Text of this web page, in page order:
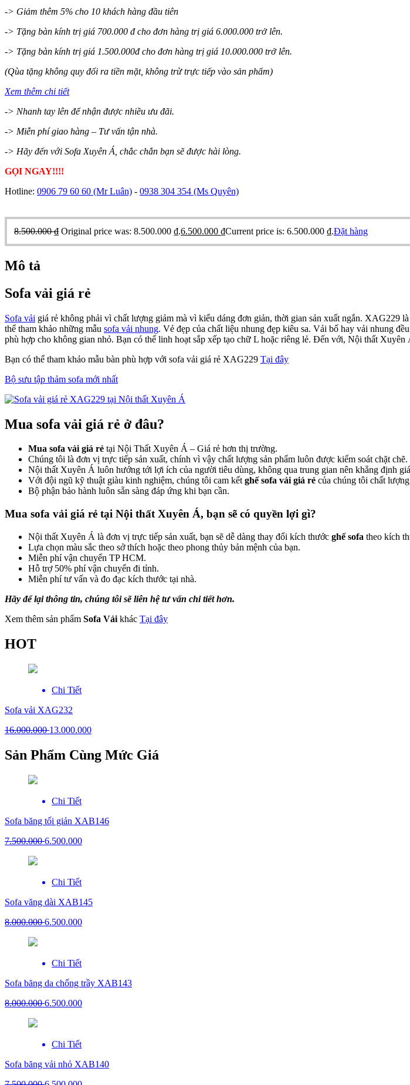
-> Giảm thêm 5% cho 10 khách hàng đầu tiên
-> Tặng bàn kính trị giá 700.000 đ cho đơn hàng trị giá 6.000.000 trở lên.
-> Tặng bàn kính trị giá 1.500.000đ cho đơn hàng trị giá 10.000.000 trở lên.
(Qùa tặng không quy đổi ra tiền mặt, không trừ trực tiếp vào sản phẩm)
Xem thêm chi tiết
-> Nhanh tay lên để nhận được nhiều ưu đãi.
-> Miễn phí giao hàng – Tư vấn tận nhà.
-> Hãy đến với Sofa Xuyên Á, chắc chắn bạn sẽ được hài lòng.
GỌI NGAY!!!!
Hotline: 0906 79 60 60 (Mr Luân) - 0938 304 354 (Ms Quyên)
8.500.000₫ Original price was: 8.500.000 ₫.6.500.000 ₫Current price is: 6.500.000 ₫.Đặt hàng
Mô tả
Sofa vải giá rẻ
Sofa vải giá rẻ không phải vì chất lượng giảm mà vì kiểu dáng đơn giản, thời gian sản xuất ngắn. XAG229
thể tham khảo những mẫu sofa vải nhung. Vẻ đẹp của chất liệu nhung đẹp kiêu sa. Vải bố hay vải nhung
phù hợp cho không gian nhỏ. Bạn có thể linh hoạt sắp xếp tạo chữ L hoặc riêng lẻ. Đến với, Nội thất Xuyên
Bạn có thể tham khảo mẫu bàn phù hợp với sofa vải giá rẻ XAG229 Tại đây
Bộ sưu tập thảm sofa mới nhất
Mua sofa vải giá rẻ ở đâu?
Mua sofa vải giá rẻ tại Nội Thất Xuyên Á – Giá rẻ hơn thị trường.
Chúng tôi là đơn vị trực tiếp sản xuất, chính vì vậy chất lượng sản phẩm luôn được kiểm soát chặt chẽ.
Nội thất Xuyên Á luôn hướng tới lợi ích của người tiêu dùng, không qua trung gian nên khẳng định
Với đội ngũ kỹ thuật giàu kinh nghiệm, chúng tôi cam kếtghế sofa vải giá rẻ của chúng tôi chất
Bộ phận bảo hành luôn sẵn sàng đáp ứng khi bạn cần.
Mua sofa vải giá rẻ tại Nội thất Xuyên Á, bạn sẽ có quyền lợi gì?
Nội thất Xuyên Á là đơn vị trực tiếp sản xuất, bạn sẽ dễ dàng thay đổi kích thước ghế sofa theo kích
Lựa chọn màu sắc theo sở thích hoặc theo phong thủy bản mệnh của bạn.
Miễn phí vận chuyển TP HCM.
Hỗ trợ 50% phí vận chuyển đi tỉnh.
Miễn phí tư vấn và đo đạc kích thước tại nhà.
Hãy để lại thông tin, chúng tôi sẽ liên hệ tư vấn chi tiết hơn.
Xem thêm sản phẩm Sofa Vải khác Tại đây
HOT
Chi Tiết
Sofa vải XAG232
16.000.00013.000.000
Sản Phẩm Cùng Mức Giá
Chi Tiết
Sofa băng tối giản XAB146
7.500.0006.500.000
Chi Tiết
Sofa văng dài XAB145
8.000.0006.500.000
Chi Tiết
Sofa băng da chống trầy XAB143
8.000.0006.500.000
Chi Tiết
Sofa băng vải nhỏ XAB140